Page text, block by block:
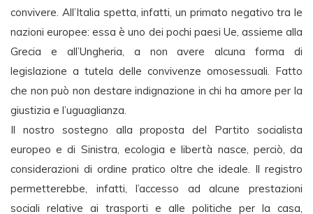
convivere. All’Italia spetta, infatti, un primato negativo tra le
nazioni europee: essa è uno dei pochi paesi Ue, assieme alla
Grecia e all’Ungheria, a non avere alcuna forma di
legislazione a tutela delle convivenze omosessuali. Fatto
che non può non destare indignazione in chi ha amore per la
giustizia e l’uguaglianza.
Il nostro sostegno alla proposta del Partito socialista
europeo e di Sinistra, ecologia e libertà nasce, perciò, da
considerazioni di ordine pratico oltre che ideale. Il registro
permetterebbe, infatti, l’accesso ad alcune prestazioni
sociali relative ai trasporti e alle politiche per la casa,